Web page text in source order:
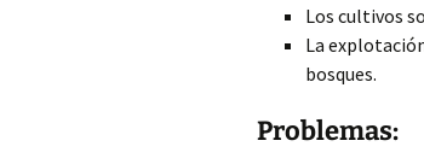
Los cultivos
La
bosques.
Problemas: